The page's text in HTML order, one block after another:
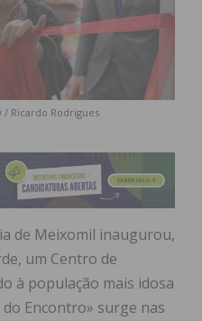
/ Ricardo Rodrigues
de Meixomil inaugurou,
um Centro de
à população mais idosa
Encontro» surge nas